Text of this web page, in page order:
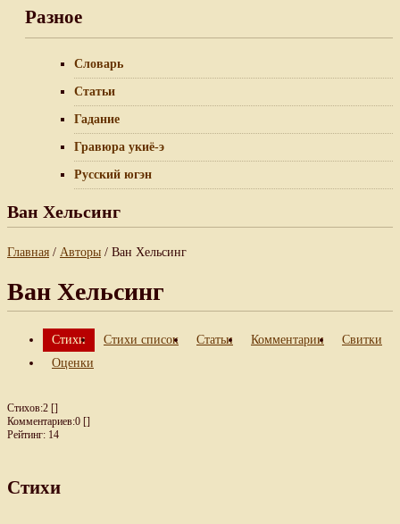
Разное
Словарь
Статьи
Гадание
Гравюра укиё-э
Русский югэн
Ван Хельсинг
Главная / Авторы / Ван Хельсинг
Ван Хельсинг
Стихи Стихи список Статьи Комментарии
Свитки
Оценки
Стихов:2 []
Комментариев:0 []
Рейтинг: 14
Стихи